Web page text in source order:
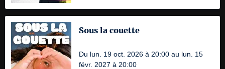
Sous la couette
Du lun. 19 oct. 2026 à 20:00 au lun. 15
févr. 2027 à 20:00